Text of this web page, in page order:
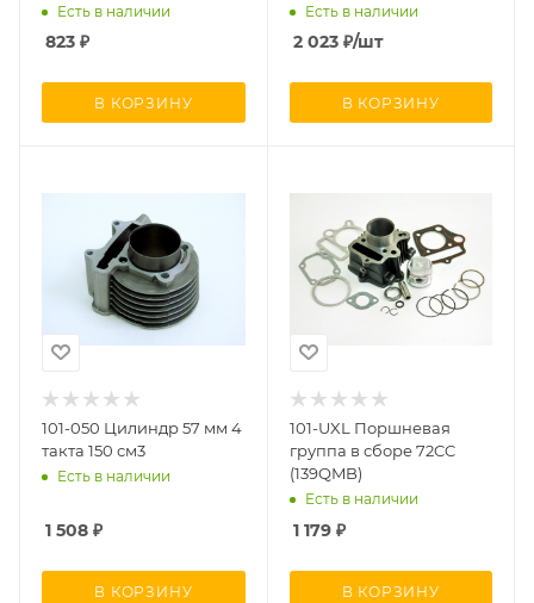
Есть в наличии
823 ₽
В КОРЗИНУ
Есть в наличии
2 023₽/шт
В КОРЗИНУ
101-050 Цилиндр 57 мм 4
такта 150 см3
Есть в наличии
1 508 ₽
В КОРЗИНУ
101-UXL Поршневая
группа в сборе 72CC
(139QMB)
Есть в наличии
1 179₽
В КОРЗИНУ